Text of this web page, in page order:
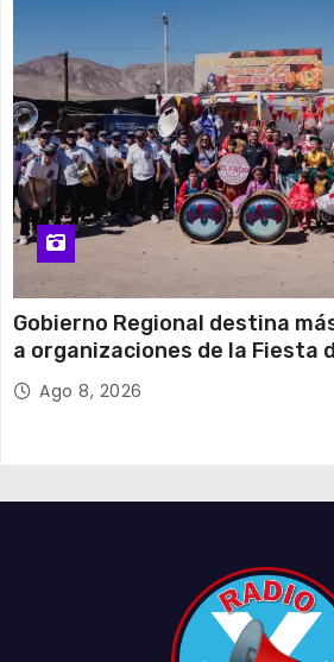
Gobierno Regional destina
a organizaciones de la Fiesta
Tarapacá
Ago 8, 2026